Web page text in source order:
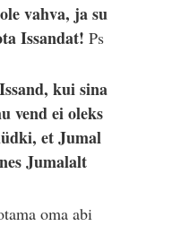
vahva, ja su
Issandat!Ps
kui sina
vend ei oleks
et Jumal
Jumalalt
oma abi